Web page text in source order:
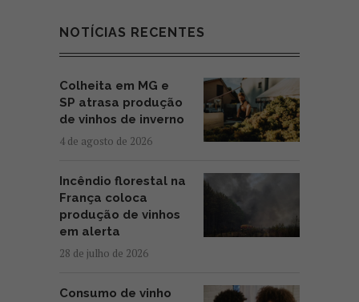
NOTÍCIAS RECENTES
Colheita em MG e
SP atrasa produção
de vinhos de inverno
4 de agosto de 2026
Incêndio florestal na
França coloca
produção de vinhos
em alerta
28 de julho de 2026
Consumo de vinho